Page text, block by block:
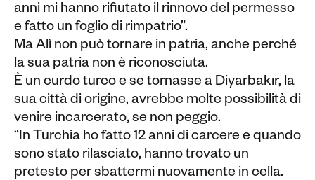
anni mi hanno rifiutato il rinnovo del permesso
e fatto un foglio di rimpatrio”.
Ma Alì non può tornare in patria, anche perché
la sua patria non è riconosciuta.
È un curdo turco e se tornasse a Diyarbakır, la
sua città di origine, avrebbe molte possibilità di
venire incarcerato, se non peggio.
“In Turchia ho fatto 12 anni di carcere e quando
sono stato rilasciato, hanno trovato un
pretesto per sbattermi nuovamente in cella.